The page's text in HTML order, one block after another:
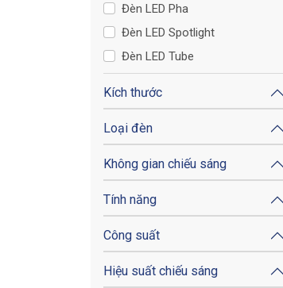
Đèn LED Pha
Đèn LED Spotlight
Đèn LED Tube
Kích thước
Loại đèn
Không gian chiếu sáng
Tính năng
Công suất
Hiệu suất chiếu sáng